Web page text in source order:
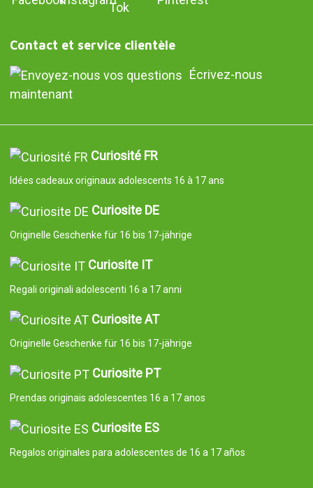
Contact et service clientèle
Écrivez-nous
maintenant
Curiosité FR
Idées cadeaux originaux adolescents 16 à 17 ans
Curiosite DE
Originelle Geschenke für 16 bis 17-jährige
Curiosite IT
Regali originali adolescenti 16 a 17 anni
Curiosite AT
Originelle Geschenke für 16 bis 17-jährige
Curiosite PT
Prendas originais adolescentes 16 a 17 anos
Curiosite ES
Regalos originales para adolescentes de 16 a 17 años